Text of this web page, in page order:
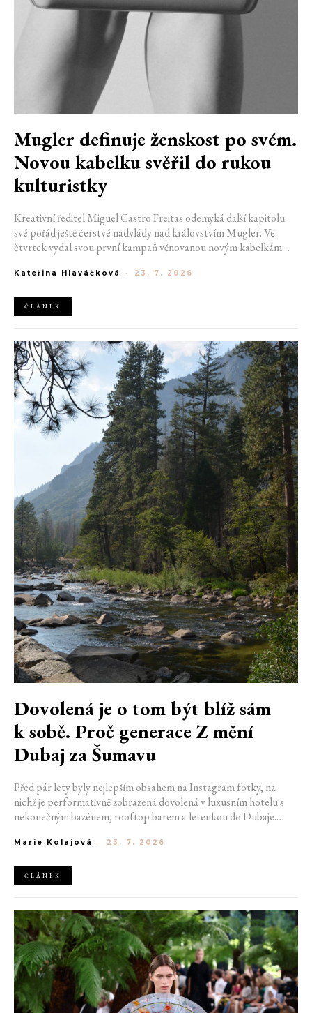
Mugler definuje ženskost po svém.
Novou kabelku svěřil do rukou
kulturistky
Kreativní ředitel Miguel Castro Freitas odemyká další kapitolu
své pořád ještě čerstvé nadvlády nad královstvím Mugler. Ve
čtvrtek vydal svou první kampaň věnovanou novým kabelkám
do módního domu dorazil. Umně mísí výrazy minulosti a dávných
Kateřina Hlaváčková - 23. 7. 2026
ČLÁNEK
Dovolená je o tom být blíž sám
k sobě. Proč generace Z mění
Dubaj za Šumavu
Před pár lety byly nejlepším obsahem na Instagram fotky, na
nichž je performativně zobrazená dovolená v luxusním hotelu s
nekonečným bazénem, rooftop barem a letenkou do Dubaje.
horách. Ranní koupání v lomu. Výlet vlakem na Šumavu.
Marie Kolajová - 23. 7. 2026
ČLÁNEK